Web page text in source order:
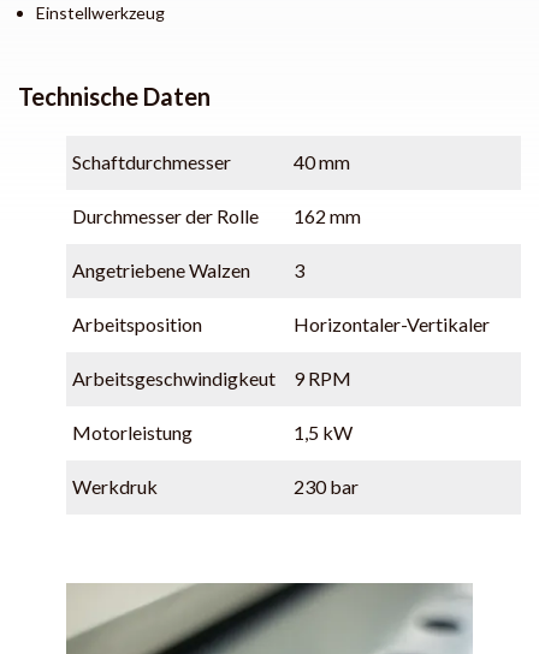
Einstellwerkzeug
Technische Daten
Schaftdurchmesser 40 mm
Durchmesser der Rolle 162 mm
Angetriebene Walzen 3
Arbeitsposition Horizontaler-Vertikaler
Arbeitsgeschwindigkeut 9 RPM
Motorleistung 1,5 kW
Werkdruk 230 bar